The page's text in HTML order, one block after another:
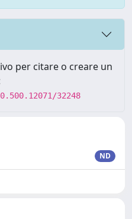
per citare o creare un
32248
ND